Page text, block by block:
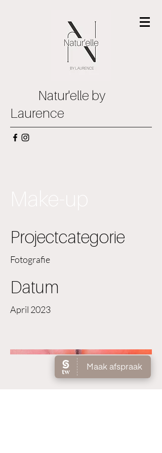
Natur'elle by
Laurence
Projectcategorie
Fotografie
Datum
April 2023